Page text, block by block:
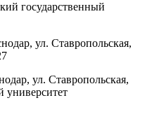
государственный
ул. Ставропольская,
ул. Ставропольская,
университет